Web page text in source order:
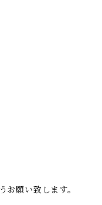
お願い致します。